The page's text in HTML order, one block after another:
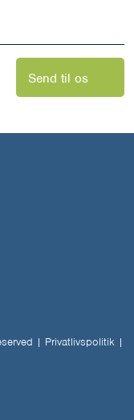
Send til os
| Privatlivspolitik|